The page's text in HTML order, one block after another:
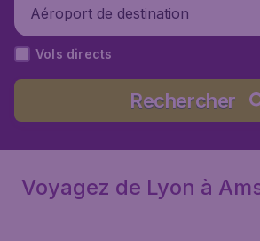
Aéroport de destination
Vols directs
Rechercher
Voyagez de Lyon à